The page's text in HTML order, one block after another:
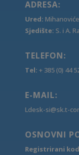
ADRESA:
Ured:
Sjedište: S. i A.
TELEFON:
Tel: + 385 (0) 44
E-MAIL:
Ldesk-si@sk.t-
OSNOVNI
Registrirani